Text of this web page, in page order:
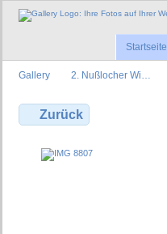
Startseite
Gallery 2. Nußlocher Wi…
Zurück